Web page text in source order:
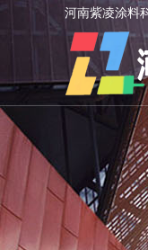
河南紫凌涂料